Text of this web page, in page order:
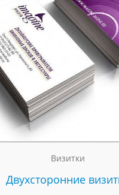
Визитки
Двухсторонние